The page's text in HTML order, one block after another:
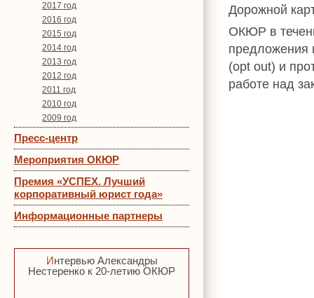
2017 год
2016 год
2015 год
2014 год
2013 год
2012 год
2011 год
2010 год
2009 год
Пресс-центр
Мероприятия ОКЮР
Премия «УСПЕХ. Лучший
корпоративный юрист года»
Информационные партнеры
Интервью Александры
Нестеренко к 20-летию ОКЮР
Дорожной
ОКЮР в
предложения
(opt out) и
работе над